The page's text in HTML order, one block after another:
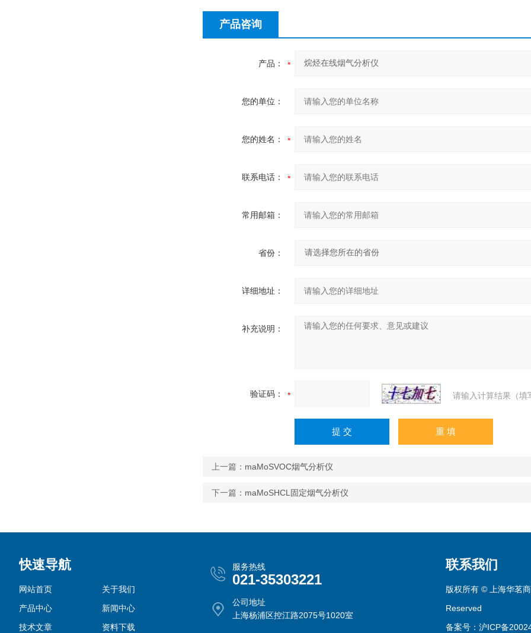
产品咨询
产品：
您的单位：
您的姓名：
联系电话：
常用邮箱：
省份：
详细地址：
补充说明：
验证码： 请输入计算结果（填
上一篇： maMoSVOC烟气分析仪
下一篇： maMoSHCL固定烟气分析仪
快速导航
网站首页
关于我们
产品中心
新闻中心
技术文章
资料下载
服务热线
021-35303221
公司地址
上海杨浦区控江路2075号1020室
联系我们
版权所有 © 上海华茗
Reserved
备案号：沪ICP备